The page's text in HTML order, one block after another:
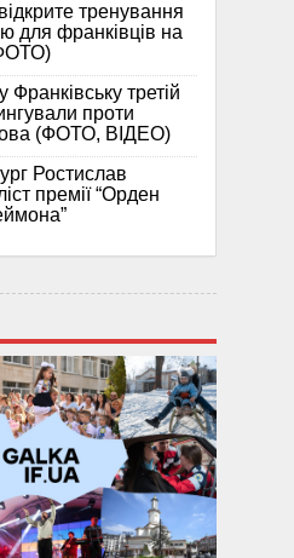
тренування
для франківців на
третій
проти
(ФОТО, ВІДЕО)
Ростислав
премії “Орден